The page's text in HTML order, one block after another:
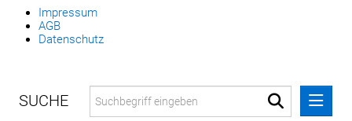
Impressum
AGB
Datenschutz